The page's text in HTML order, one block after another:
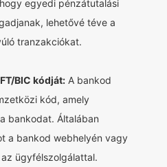
egyedi pénzátutalási
lehetővé téve a
tranzakciókat.
BIC kódját: A bankod
kód, amely
bankodat. Általában
a bankod webhelyén vagy
ügyfélszolgálattal.